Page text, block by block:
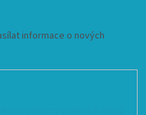
informace o nových